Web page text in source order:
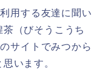
用する友達に聞い
（びそうこうち
サイトでみつから
います。